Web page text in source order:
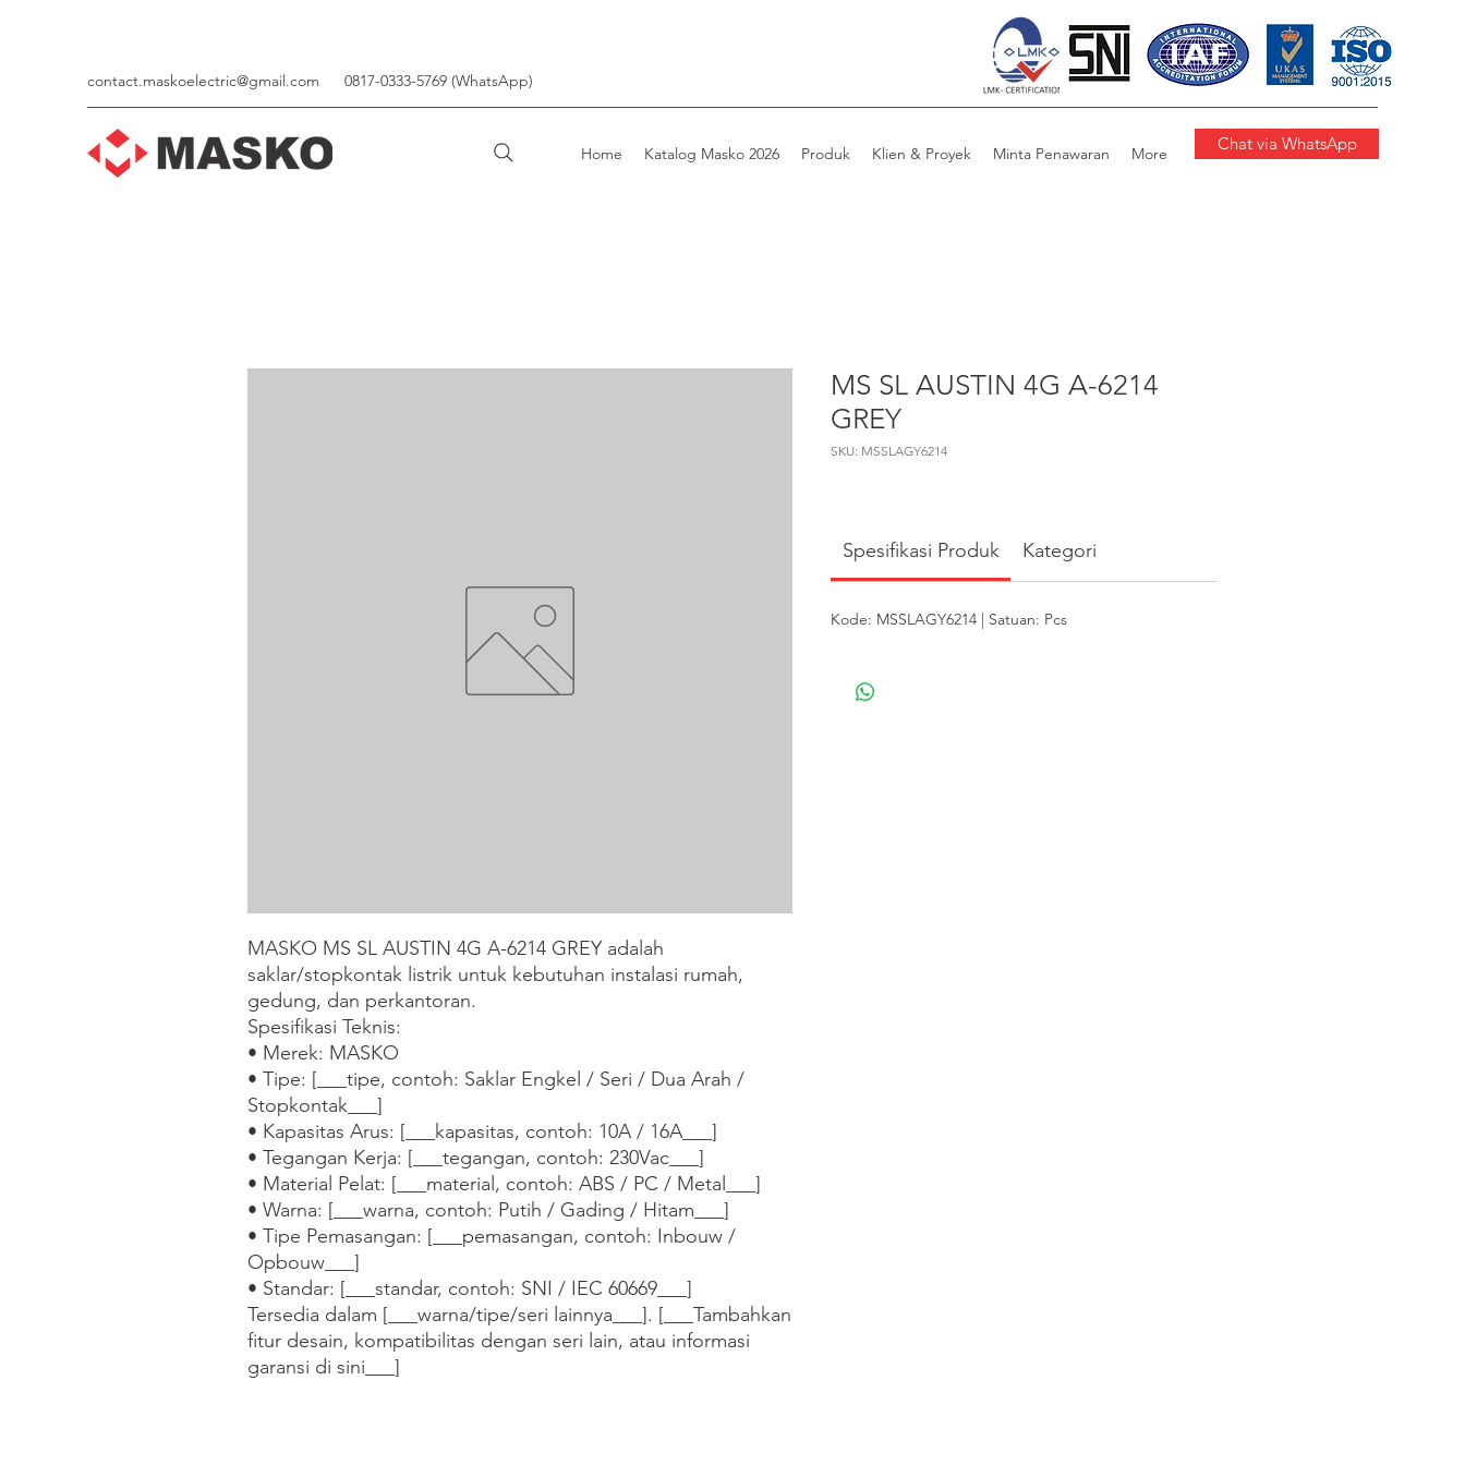
contact.maskoelectric@gmail.com 0817-0333-5769 (WhatsApp)
Home Katalog Masko 2026 Produk Klien & Proyek Minta Penawaran More Chat via WhatsApp
MASKO MS SL AUSTIN 4G A-6214 GREY adalah
saklar/stopkontak listrik untuk kebutuhan instalasi rumah,
gedung, dan perkantoran.
Spesifikasi Teknis:
• Merek: MASKO
• Tipe: [___tipe, contoh: Saklar Engkel / Seri / Dua Arah /
Stopkontak___]
• Kapasitas Arus: [___kapasitas, contoh: 10A / 16A___]
• Tegangan Kerja: [___tegangan, contoh: 230Vac___]
• Material Pelat: [___material, contoh: ABS / PC / Metal___]
• Warna: [___warna, contoh: Putih / Gading / Hitam___]
• Tipe Pemasangan: [___pemasangan, contoh: Inbouw /
Opbouw___]
• Standar: [___standar, contoh: SNI / IEC 60669___]
Tersedia dalam [___warna/tipe/seri lainnya___]. [___Tambahkan
fitur desain, kompatibilitas dengan seri lain, atau informasi
garansi di sini___]
MS SL AUSTIN 4G A-6214
GREY
SKU: MSSLAGY6214
Spesifikasi Produk Kategori
Kode: MSSLAGY6214 | Satuan: Pcs